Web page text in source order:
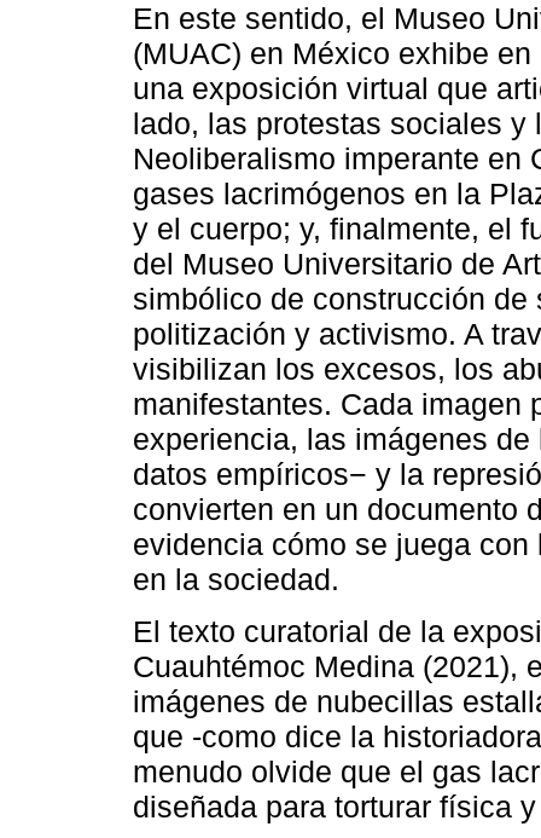
En este sentido, el Museo
(MUAC) en México exhibe en
una exposición virtual que
lado, las protestas sociales
Neoliberalismo imperante en
gases lacrimógenos en la
y el cuerpo; y, finalmente, el
del Museo Universitario de
simbólico de construcción
politización y activismo. A
visibilizan los excesos, los
manifestantes. Cada imagen
experiencia, las imágenes
datos empíricos− y la
convierten en un documento
evidencia cómo se juega
en la sociedad.
El texto curatorial de la
Cuauhtémoc Medina (2021),
imágenes de nubecillas
que -como dice la
menudo olvide que el gas
diseñada para torturar física y